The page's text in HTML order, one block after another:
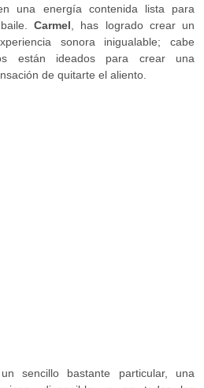
una energía contenida lista para
baile.Carmel, has logrado crear un
sonora inigualable; cabe
están ideados para crear una
de quitarte el aliento.
sencillo bastante particular, una